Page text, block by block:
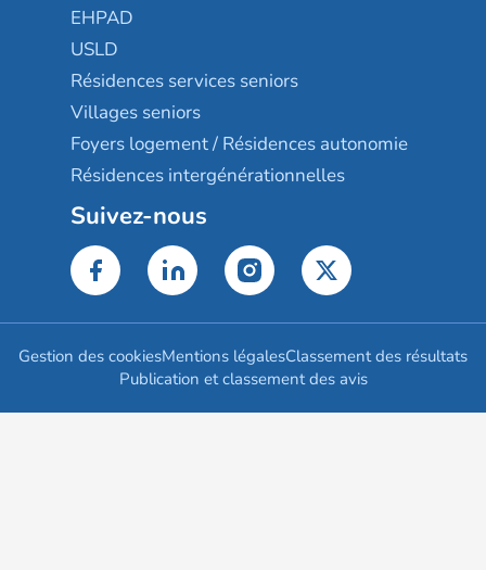
EHPAD
USLD
Résidences services seniors
Villages seniors
Foyers logement / Résidences autonomie
Résidences intergénérationnelles
Suivez-nous
Gestion des cookiesMentions légalesClassement des résultats
Publication et classement des avis